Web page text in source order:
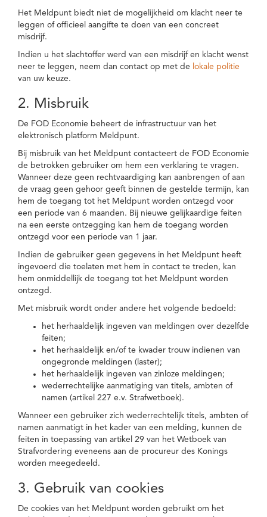
Het Meldpunt biedt niet de mogelijkheid om klacht neer te
leggen of officieel aangifte te doen van een concreet
misdrijf.
Indien u het slachtoffer werd van een misdrijf en klacht wenst
neer te leggen, neem dan contact op met de lokale politie
van uw keuze.
2. Misbruik
De FOD Economie beheert de infrastructuur van het
elektronisch platform Meldpunt.
Bij misbruik van het Meldpunt contacteert de FOD Economie
de betrokken gebruiker om hem een verklaring te vragen.
Wanneer deze geen rechtvaardiging kan aanbrengen of aan
de vraag geen gehoor geeft binnen de gestelde termijn, kan
hem de toegang tot het Meldpunt worden ontzegd voor
een periode van 6 maanden. Bij nieuwe gelijkaardige feiten
na een eerste ontzegging kan hem de toegang worden
ontzegd voor een periode van 1 jaar.
Indien de gebruiker geen gegevens in het Meldpunt heeft
ingevoerd die toelaten met hem in contact te treden, kan
hem onmiddellijk de toegang tot het Meldpunt worden
ontzegd.
Met misbruik wordt onder andere het volgende bedoeld:
het herhaaldelijk ingeven van meldingen over dezelfde
feiten;
het herhaaldelijk en/of te kwader trouw indienen van
ongegronde meldingen (laster);
het herhaaldelijk ingeven van zinloze meldingen;
wederrechtelijke aanmatiging van titels, ambten of
namen (artikel 227 e.v. Strafwetboek).
Wanneer een gebruiker zich wederrechtelijk titels, ambten of
namen aanmatigt in het kader van een melding, kunnen de
feiten in toepassing van artikel 29 van het Wetboek van
Strafvordering eveneens aan de procureur des Konings
worden meegedeeld.
3. Gebruik van cookies
De cookies van het Meldpunt worden gebruikt om het